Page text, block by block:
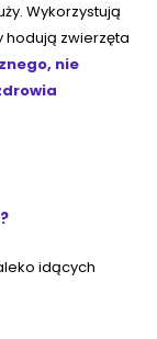
Wykorzystują
hodują zwierzęta
nie
idących